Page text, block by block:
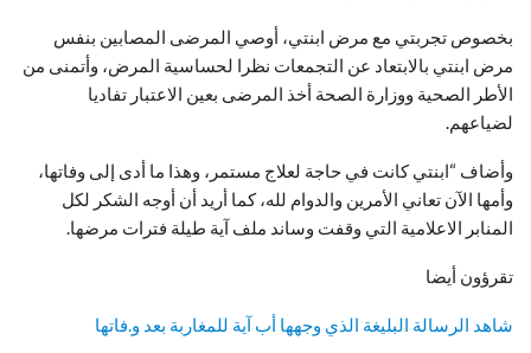
بخصوص تجربتي مع مرض ابنتي، أوصي المرضى المصابين بنفس
مرض ابنتي بالابتعاد عن التجمعات نظرا لحساسية المرض، وأتمنى من
الأطر الصحية ووزارة الصحة أخذ المرضى بعين الاعتبار تفاديا
لضياعهم.
وأضاف “ابنتي كانت في حاجة لعلاج مستمر، وهذا ما أدى إلى وفاتها،
وأمها الآن تعاني الأمرين والدوام لله، كما أريد أن أوجه الشكر لكل
المنابر الاعلامية التي وقفت وساند ملف آية طيلة فترات مرضها.
تقرؤون أيضا
شاهد الرسالة البليغة الذي وجهها أب آية للمغاربة بعد و.فاتها